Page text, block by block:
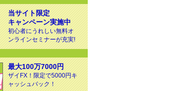
当サイト限定
キャンペーン実施中
初心者にうれしい無料オ
ンラインセミナーが充実!
最大100万7000円
ザイFX！限定で5000円キ
ャッシュバック！